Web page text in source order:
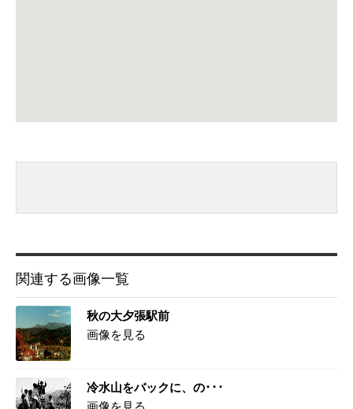
関連する画像一覧
秋の大夕張駅前
画像を見る
冷水山をバックに、の･･･